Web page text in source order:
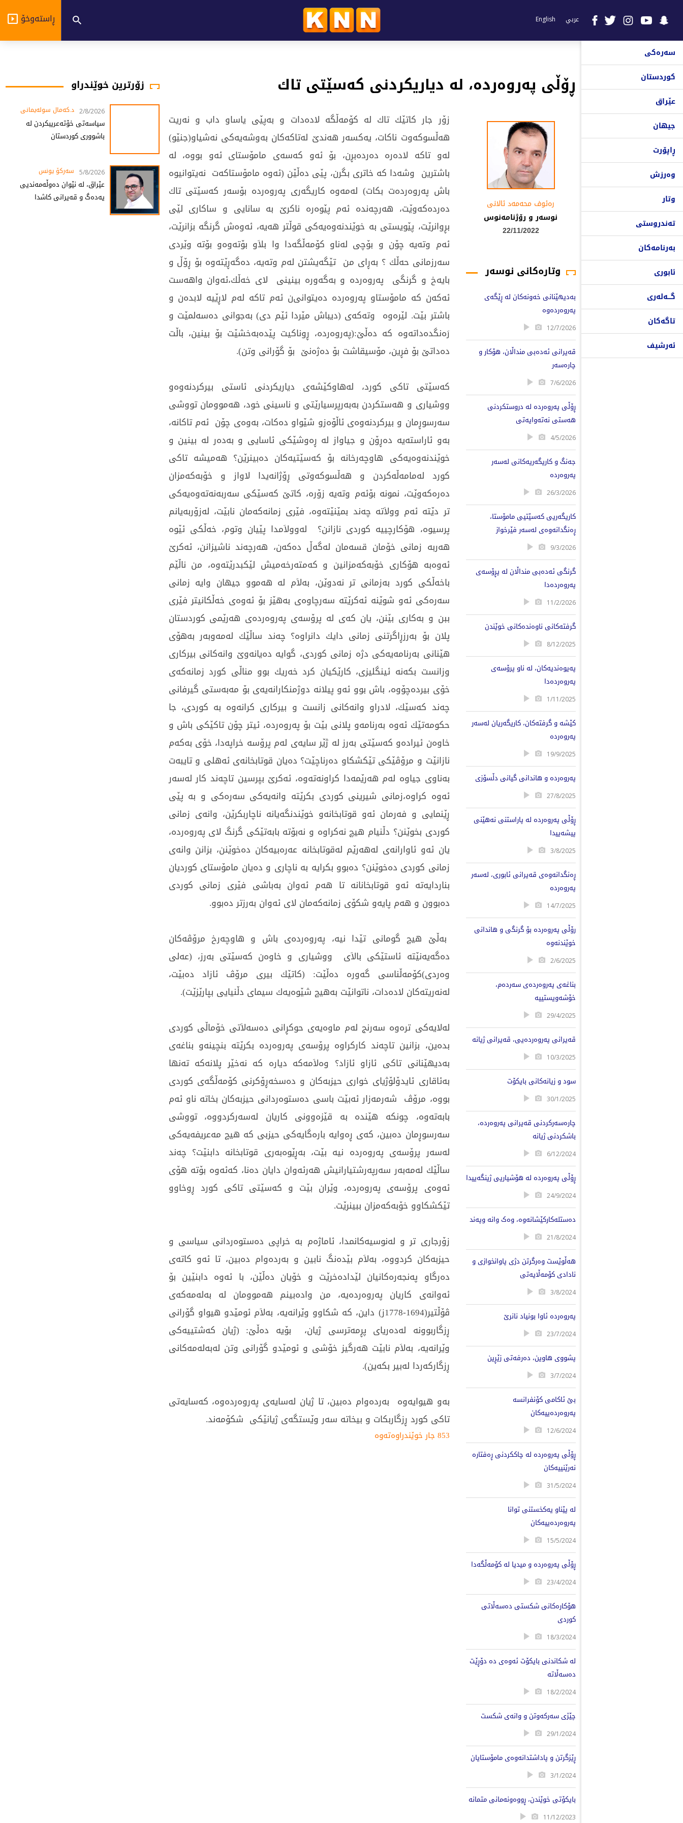
عربي English ڕاستەوخۆ
سەرەکی
کوردستان
عێراق
جیهان
ڕاپۆرت
وەرزش
وتار
تەندروستی
بەرنامەکان
ئابوری
گـــەلەری
تاگەکان
ئەرشیف
ڕۆڵی‌ په‌روه‌رده‌، له‌ دیاریكردنی‌ كه‌سێتی‌ تاك
رەئوف محەمەد ئالانی
نوسەر و رۆژنامەنوس
22/11/2022
وتارەکانی نوسەر
بەدیهێنانی خەونەکان لە ڕێگەی
پەروەردەوە
12/7/2026
قەیرانی ئەدەبی منداڵان، هۆکار و
چارەسەر
7/6/2026
ڕۆڵی پەروەردە لە دروستکردنی
هەستی نەتەوایەتی
4/5/2026
جەنگ و کاریگەریەکانی لەسەر
پەروەردە
26/3/2026
کاریگەریی کەسێتیی مامۆستا،
ڕەنگدانەوەی لەسەر فێرخواز
9/3/2026
گرنگی ئەدەبی منداڵان لە پڕۆسەی
پەروەردەدا
11/2/2026
گرفتەکانی ناوەندەکانی خوێندن
8/12/2025
پەیوەندیەکان، لە ناو پرۆسەی
پەروەردەدا
1/11/2025
کێشە و گرفتەکان، کاریگەریان لەسەر
پەروەردە
19/9/2025
پەروەردە و هاندانی گیانی دڵسۆزی
27/8/2025
ڕۆڵی پەروەردە لە پاراستنی نەهێنی
پیشەییدا
3/8/2025
ڕەنگدانەوەی قەیرانی ئابوری، لەسەر
پەروەردە
14/7/2025
رۆڵی پەروەردە بۆ گرنگی و هاندانی
خوێندنەوە
2/6/2025
بناغەی پەروەردەی سەردەم،
خۆشەویستییە
29/4/2025
قەیرانی پەروەردەیی، قەیرانی ژیانە
10/3/2025
سود و زیانەکانی بایکۆت
30/1/2025
چارەسەرکردنی قەیرانی پەروەردە،
باشکردنی ژیانە
6/12/2024
ڕۆڵی پەروەردە لە هۆشیاریی ژینگەییدا
24/9/2024
دەستلەکارکێشانەوە، وەک وانە وپەند
21/8/2024
هەڵوێست وەرگرتن دژی پاوانخوازی و
نادادی کۆمەڵایەتی
3/8/2024
پەروەردە ئاوا بونیاد نانرێ
23/7/2024
پشووی هاوین، دەرفەتی زێڕین
3/7/2024
بێ ئاکامی کۆنفرانسە
پەروەردەییەکان
12/6/2024
ڕۆڵی پەروەردە لە چاککردنی ڕەفتارە
نەرێنییەکان
31/5/2024
لە پێناو یەکخستنی توانا
پەروەردەییەکان
15/5/2024
ڕۆڵی پەروەردە و میدیا لە کۆمەڵگەدا
23/4/2024
هۆکارەکانی شکستی دەسەڵاتی
کوردی
18/3/2024
لە شکاندنی بایکۆت ئەوەی دە دۆڕێت
دەسەڵاتە
18/2/2024
چێژی سەرکەوتن و وانەی شکست
29/1/2024
ڕێزگرتن و پاداشتدانەوەی مامۆستایان
3/1/2024
بایکۆتی خوێندن، ڕووەونەمانی متمانە
11/12/2023
زۆر جار كاتێك تاك له‌ كۆمه‌ڵگه‌ لاده‌دات و به‌پێی‌ یاساو داب و نه‌ریت
هه‌ڵسوكه‌وت ناكات، یه‌كسه‌ر هه‌ندێ‌ له‌تاكه‌كان به‌وشه‌یه‌كی‌ نه‌شیاو(جنێو)
له‌و تاكه‌ لاده‌ره‌ ده‌رده‌بڕن، بۆ ئه‌و كه‌سه‌ی‌ مامۆستای‌ ئه‌و بووه‌، له‌
باشترین وشه‌دا كه‌ خاتری‌ بگرن، پێی‌ ده‌ڵێن (ئه‌وه‌ مامۆستاكه‌ت نه‌یتوانیوه‌
باش په‌روه‌رده‌ت بكات) له‌مه‌وه‌ كاریگه‌ری‌ په‌روه‌رده‌ بۆسه‌ر كه‌سێتی‌ تاك
ده‌رده‌كه‌وێت، هه‌رچه‌نده‌ ئه‌م پێوه‌ره‌ ناكرێ‌ به‌ سانایی‌ و ساكاری‌ لێی‌
بڕوانرێت، پێویستی‌ به‌ خوێندنه‌وه‌یه‌كی‌ قوڵتر هه‌یه‌، ئه‌وه‌ش گرنگه‌ بزانرێت،
ئه‌م وته‌یه‌ چۆن و بۆچی‌ له‌ناو كۆمه‌ڵگه‌دا وا بلاَو بۆته‌وه‌و بۆته‌ وێردی‌
سه‌رزمانی‌ حه‌ڵك ؟ به‌ڕای‌ من تێگه‌یشتن له‌م وته‌یه‌، ده‌گه‌ڕێته‌وه‌ بۆ ڕۆڵ و
بایه‌خ و گرنگی‌ په‌روه‌رده‌ و به‌گه‌وره‌ بینینی‌ لای‌ خه‌ڵك،ئه‌وان واهه‌ست
ئه‌كه‌ن كه‌ مامۆستاو په‌روه‌رده‌ ده‌یتوانی‌ن ئه‌م تاكه‌ له‌م لاڕێیه‌ لابده‌ن و
باشتر بێت. لێره‌وه‌ وته‌كه‌ی‌ (دیباش مێردا ئێم دی‌) به‌جوانی‌ ده‌سه‌لمێت و
رَه‌نگده‌داته‌وه‌ كه‌ ده‌ڵێ‌:(په‌روه‌رده‌، ڕوناكیت پێده‌به‌خشێت بۆ بینین، باڵت
ده‌داتێ‌ بۆ فڕین، مۆسیقاشت بۆ ده‌ژه‌نێ‌ بۆ گۆرانی‌ وتن).
كه‌سێتی‌ تاكی‌ كورد، له‌هاوكێشه‌ی‌ دیاریكردنی‌ ئاستی‌ بیركردنه‌وه‌و
ووشیاری‌ و هه‌ستكردن به‌به‌رپرسیارێتی‌ و ناسینی‌ خود، هه‌موومان تووشی‌
سه‌رسوڕمان و بیركردنه‌وه‌ی‌ ئاڵۆه‌زو شێواو ده‌كات، به‌وه‌ی‌ چۆن ئه‌م تاكانه‌،
به‌و ئاراسته‌یه‌ ده‌ڕۆن و جیاواز له‌ ڕه‌وشێكی‌ ئاسایی‌ و به‌ده‌ر له‌ بینین و
خوێندنه‌وه‌یه‌كی‌ هاوچه‌رخانه‌ بۆ كه‌سێتیه‌كان ده‌بینرێن؟ هه‌میشه‌ تاكی‌
كورد له‌مامه‌ڵه‌كردن و هه‌ڵسوكه‌وتی‌ ڕۆژانه‌یدا لاواز و خۆبه‌كه‌مزان
ده‌ره‌كه‌وێت، نمونه‌ بۆئه‌م وته‌یه‌ زۆره‌، كاتێ‌ كه‌سێكی‌ سه‌ربه‌نه‌ته‌وه‌یه‌كی‌
تر دێته‌ ئه‌م وولاَته‌ چه‌ند بمێنێته‌وه‌، فێری‌ زمانه‌كه‌مان نابێت، له‌زۆربه‌یانم
پرسیوه‌، هۆكارچییه‌ كوردی‌ نازانن؟ له‌وولاَمدا پێیان وتوم، خه‌ڵكی‌ ئێوه‌
هه‌ربه‌ زمانی‌ خۆمان قسه‌مان له‌گه‌ڵ ده‌كه‌ن، هه‌رچه‌ند ناشیزانن، ئه‌كرێ‌
ئه‌وه‌به‌ هۆكاری‌ خۆبه‌كه‌مزانین و كه‌مته‌رخه‌میش لێكبدرێته‌وه‌، من ناڵێم
باخه‌ڵكی‌ كورد به‌زمانی‌ تر نه‌دوێن، به‌لاَم له‌ هه‌موو جیهان وایه‌ زمانی‌
سه‌ره‌كی‌ ئه‌و شوێنه‌ ئه‌كرێته‌ سه‌رچاوه‌ی‌ به‌هێز بۆ ئه‌وه‌ی‌ خه‌ڵكانیتر فێری‌
ببن و به‌كاری‌ بێنن، یان كه‌ی‌ له‌ پرۆسه‌ی‌ په‌روه‌رده‌ی‌ هه‌رێمی‌ كوردستان
پلان بۆ به‌رزڕاگرتنی‌ زمانی‌ دایك دانراوه‌؟ چه‌ند ساڵێك له‌مه‌وبه‌ر به‌هۆی‌
هێنانی‌ به‌رنامه‌یه‌كی‌ دژه‌ زمانی‌ كوردی‌، گوایه‌ ده‌یانه‌وێ‌ وانه‌كانی‌ بیركاری‌
وزانست بكه‌نه‌ ئینگلیزی‌، كارێكیان كرد خه‌ریك بوو مناڵی‌ كورد زمانه‌كه‌ی‌
خۆی‌ بیرده‌چۆوه‌، باش بوو ئه‌و پیلانه‌ دوژمنكارانه‌یه‌ی‌ بۆ مه‌به‌ستی‌ گیرفانی‌
چه‌ند كه‌سێك، لادراو وانه‌كانی‌ زانست و بیركاری‌ كرانه‌وه‌ به‌ كوردی‌، جا
حكومه‌تێك ئه‌وه‌ به‌رنامه‌و پلانی‌ بێت بۆ په‌روه‌رده‌، ئیتر چۆن تاكێكی‌ باش و
خاوه‌ن ئیراده‌و كه‌سێتی‌ به‌رز له‌ ژێر سایه‌ی‌ له‌م پرۆسه‌ خراپه‌دا، خۆی‌ به‌كه‌م
نازانێت و مرۆڤێكی‌ تێكشكاو ده‌رناچێت؟ ده‌یان قوتابخانه‌ی‌ ئه‌هلی‌ و تایبه‌ت
به‌ناوی‌ جیاوه‌ له‌م هه‌رێمه‌دا كراونه‌ته‌وه‌، ئه‌كرێ‌ بپرسین تاچه‌ند كار له‌سه‌ر
ئه‌وه‌ كراوه‌،زمانی‌ شیرینی‌ كوردی‌ بكرێته‌ وانه‌یه‌كی‌ سه‌ره‌كی‌ و به‌ پێی‌
ڕێنمایی‌ و فه‌رمان ئه‌و قوتابخانه‌و خوێندنگه‌یانه‌ ناچاربكرێن، وانه‌ی‌ زمانی‌
كوردی‌ بخوێنن؟ دڵنیام هیچ نه‌كراوه‌ و نه‌بۆته‌ بابه‌تێكی‌ گرنگ لای‌ په‌روه‌رده‌،
یان ئه‌و ئاوارانه‌ی‌ له‌هه‌رێم له‌قوتابخانه‌ عه‌ره‌بیه‌كان ده‌خوێنن، بزانن وانه‌ی‌
زمانی‌ كوردی‌ ده‌خوێنن؟ ده‌بوو بكرایه‌ به‌ ناچاری‌ و ده‌یان مامۆستای‌ كوردیان
بناردایه‌ته‌ ئه‌و قوتابخانانه‌ تا هه‌م ئه‌وان به‌باشی‌ فێری‌ زمانی‌ كوردی‌
ده‌بوون و هه‌م پایه‌و شكۆی‌ زمانه‌كه‌مان لای‌ ئه‌وان به‌رزتر ده‌بوو.
به‌ڵێ‌ هیچ گومانی‌ تێدا نیه‌، په‌روه‌رده‌ی‌ باش و هاوچه‌رخ مرۆڤه‌كان
ده‌گه‌یه‌نێته‌ ئاستێكی‌ بالاَی‌ ووشیاری‌ و خاوه‌ن كه‌سێتی‌ به‌رز، (عه‌لی‌
وه‌ردی‌)كۆمه‌ڵناسی‌ گه‌وره‌ ده‌ڵێت: (كاتێك بیری‌ مرۆڤ ئازاد ده‌بێت،
له‌نه‌ریته‌كان لاده‌دات، ناتوانێت به‌هیچ شێوه‌یه‌ك سیمای‌ دڵنیایی‌ بپارێزێت).
له‌لایه‌كی‌ تره‌وه‌ سه‌رنج له‌م ماوه‌یه‌ی‌ حوكڕانی‌ ده‌سه‌لاَتی‌ خۆماڵی‌ كوردی‌
بده‌ین، بزانین تاچه‌ند كاركراوه‌ پرۆسه‌ی‌ په‌روه‌رده‌ بكرێته‌ بنچینه‌و بناغه‌ی‌
به‌دیهێنانی‌ تاكی‌ ئازاو ئازاد؟ وه‌لاَمه‌كه‌ دیاره‌ كه‌ نه‌خێر پلانه‌كه‌ ته‌نها
به‌ئاقاری‌ ئایدۆلۆژیای‌ خواری‌ حیزبه‌كان و ده‌سخه‌ڕۆكرنی‌ كۆمه‌ڵگه‌ی‌ كوردی‌
بووه‌، مرۆڤ شه‌رمه‌زار ئه‌بێت باسی‌ ده‌ستوه‌ردانی‌ حیزبه‌كان بخاته‌ ناو ئه‌م
بابه‌ته‌وه‌، چونكه‌ هێنده‌ به‌ قێزه‌وونی‌ كاریان له‌سه‌ركردووه‌، تووشی‌
سه‌رسوڕمان ده‌بین، كه‌ی‌ ڕه‌وایه‌ باره‌گایه‌كی‌ حیزبی‌ كه‌ هیچ مه‌عریفه‌یه‌كی‌
له‌سه‌ر پرۆسه‌ی‌ په‌روه‌رده‌ نیه‌ بێت، به‌ڕێوه‌به‌ری‌ قوتابخانه‌ دابنێت؟ چه‌ند
ساڵێك له‌مه‌به‌ر سه‌رپه‌رشتیارانیش هه‌رئه‌وان دایان ده‌نا، كه‌ئه‌وه‌ بۆته‌ هۆی‌
ئه‌وه‌ی‌ پرۆسه‌ی‌ په‌روه‌رده‌، وێران بێت و كه‌سێتی‌ تاكی‌ كورد ڕوخاوو
تێكشكاوو خۆبه‌كه‌مزان ببینرێت.
زۆرجاری‌ تر و له‌نوسیه‌كانمدا، ئاماژه‌م به‌ خراپی‌ ده‌ستوه‌ردانی‌ سیاسی‌ و
حیزبه‌كان كردووه‌، به‌لاَم بێده‌نگ نابین و به‌رده‌وام ده‌بین، تا ئه‌و كاته‌ی‌
ده‌رگاو په‌نجه‌ره‌كانیان لێداده‌خرێت و خۆیان ده‌ڵێن، با ئه‌وه‌ دابنێین بۆ
ئه‌وانه‌ی‌ كاریان په‌روه‌رده‌یه‌، من واده‌بینم هه‌موومان له‌ به‌له‌مه‌كه‌ی‌
ڤۆڵتیر(1694-1778ز) داین، كه‌ شكاوو وێرانه‌یه‌، به‌لاَم ئومێدو هیواو گۆرانی‌
ڕزگاربوونه‌ له‌ده‌ریای‌ پڕمه‌ترسی‌ ژیان، بۆیه‌ ده‌ڵێ‌: (ژیان كه‌شتییه‌كی‌
وێرانه‌یه‌، به‌لاَم نابێت هه‌رگیز خۆشی‌ و ئومێدو گۆرانی‌ وتن له‌به‌له‌مه‌كانی‌
ڕزگاركه‌ردا له‌بیر بكه‌ین).
به‌و هیوایه‌وه‌ به‌رده‌وام ده‌بین، تا ژیان له‌سایه‌ی‌ په‌روه‌رده‌وه‌، كه‌سایه‌تی‌
تاكی‌ كورد ڕزگاربكات و بیخاته‌ سه‌ر وێستگه‌ی‌ ژیانێكی‌ شكۆمه‌ند.
853 جار خوێندراوەتەوە
زۆرترین خوێندراو
2/8/2026 د.کەمال سولەیمانی
سیاسەتی خۆتەعریبکردن لە
باشووری کوردستان
5/8/2026 سەرکۆ یونس
عێراق، لە نێوان دەوڵەمەندیی
یەدەگ و قەیرانی کاشدا